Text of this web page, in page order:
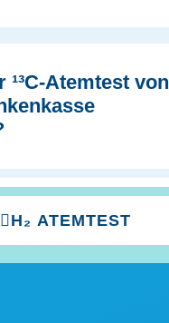
H₂ ATEMTEST
¹³C-Atemtest von